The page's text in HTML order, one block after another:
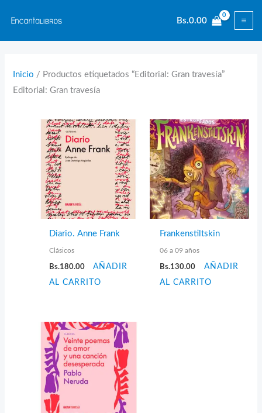
contenido
Bs.0.00
Inicio / Productos etiquetados “Editorial: Gran travesía”
Editorial: Gran travesía
Diario. Anne Frank
Clásicos
Bs.180.00
AÑADIR
AL CARRITO
Frankenstiltskin
06 a 09 años
Bs.130.00
AÑADIR
AL CARRITO